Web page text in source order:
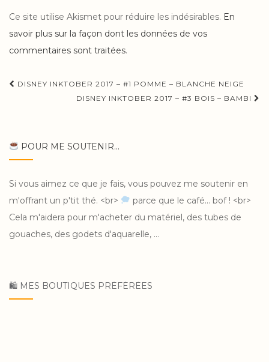
Ce site utilise Akismet pour réduire les indésirables. En
savoir plus sur la façon dont les données de vos
commentaires sont traitées.
Navigation
DISNEY INKTOBER 2017 – #1 POMME – BLANCHE NEIGE
DISNEY INKTOBER 2017 – #3 BOIS – BAMBI
POUR ME SOUTENIR...
Si vous aimez ce que je fais, vous pouvez me soutenir en
m'offrant un p'tit thé. <br>
parce que le café... bof ! <br>
Cela m'aidera pour m'acheter du matériel, des tubes de
gouaches, des godets d'aquarelle, ...
🛍 MES BOUTIQUES PRÉFÉRÉES